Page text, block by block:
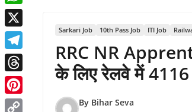
Sarkari Job 10th Pass Job ITI Job
RRC NR
के लिए रेलवे में 4116
By Bihar Seva
WhatsApp
X
Telegram
Threads
Pinterest